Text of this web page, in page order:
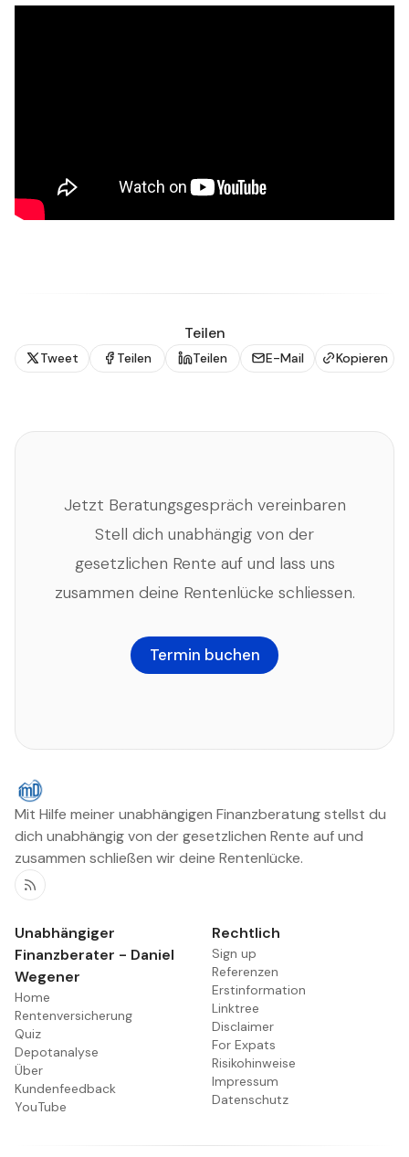
Teilen
Tweet Teilen Teilen E-Mail Kopieren
Jetzt Beratungsgespräch vereinbaren
Stell dich unabhängig von der
gesetzlichen Rente auf und lass uns
zusammen deine Rentenlücke schliessen.
Termin buchen
Mit Hilfe meiner unabhängigen Finanzberatung stellst du
dich unabhängig von der gesetzlichen Rente auf und
zusammen schließen wir deine Rentenlücke.
RSS
Unabhängiger
Finanzberater - Daniel
Wegener
Home
Rentenversicherung
Quiz
Depotanalyse
Über
Kundenfeedback
YouTube
Rechtlich
Sign up
Referenzen
Erstinformation
Linktree
Disclaimer
For Expats
Risikohinweise
Impressum
Datenschutz